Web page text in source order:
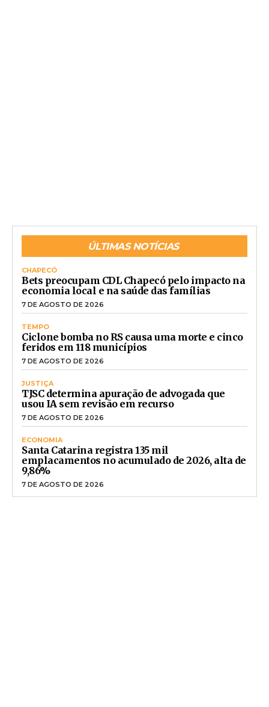
ÚLTIMAS NOTÍCIAS
CHAPECÓ
Bets preocupam CDL Chapecó pelo impacto na
economia local e na saúde das famílias
7 DE AGOSTO DE 2026
TEMPO
Ciclone bomba no RS causa uma morte e cinco
feridos em 118 municípios
7 DE AGOSTO DE 2026
JUSTIÇA
TJSC determina apuração de advogada que
usou IA sem revisão em recurso
7 DE AGOSTO DE 2026
ECONOMIA
Santa Catarina registra 135 mil
emplacamentos no acumulado de 2026, alta de
9,86%
7 DE AGOSTO DE 2026